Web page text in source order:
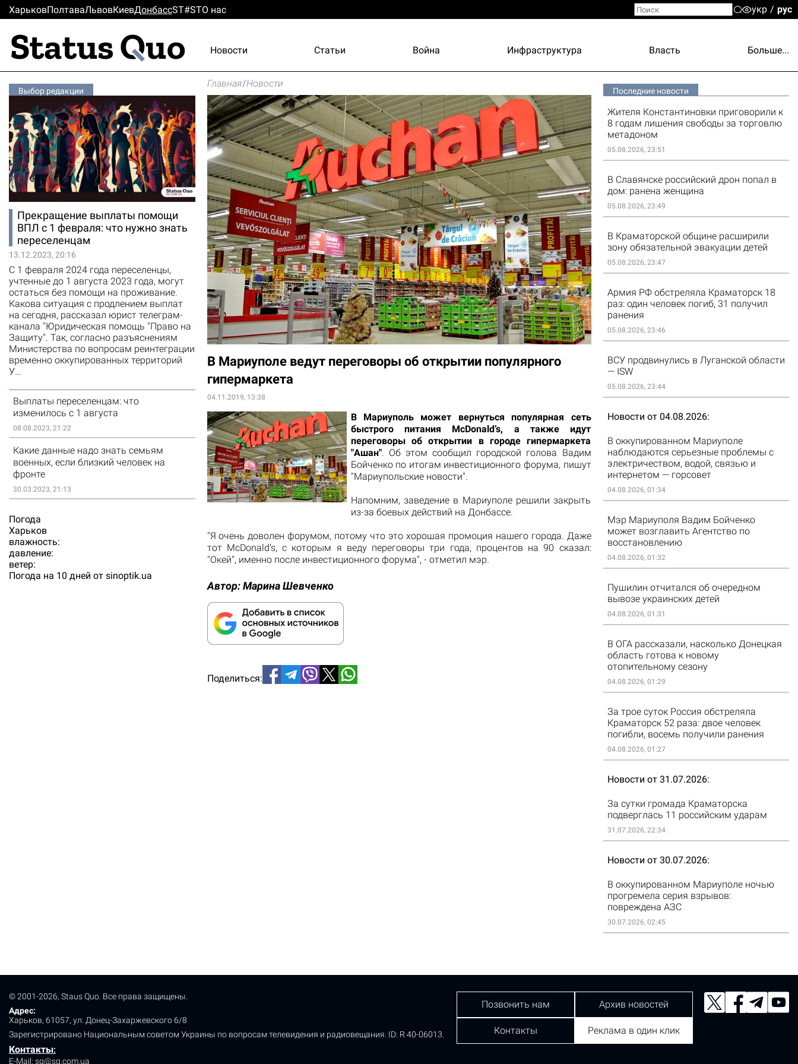
ХарьковПолтаваЛьвовКиевДонбассST#STО нас укр рус
Новости Статьи Война Инфраструктура Власть Больше...
Выбор редакции
Прекращение выплаты помощи
ВПЛ с 1 февраля: что нужно знать
переселенцам
13.12.2023, 20:16
С 1 февраля 2024 года переселенцы,
учтенные до 1 августа 2023 года, могут
остаться без помощи на проживание.
Какова ситуация с продлением выплат
на сегодня, рассказал юрист телеграм-
канала "Юридическая помощь "Право на
Защиту". Так, согласно разъяснениям
Министерства по вопросам реинтеграции
временно оккупированных территорий
У…
Выплаты переселенцам: что
изменилось с 1 августа
08.08.2023, 21:22
Какие данные надо знать семьям
военных, если близкий человек на
фронте
30.03.2023, 21:13
Погода
Харьков
влажность:
давление:
ветер:
Погода на 10 дней от sinoptik.ua
Главная/Новости
В Мариуполе ведут переговоры об открытии популярного
гипермаркета
04.11.2019, 13:38
В Мариуполь может вернуться популярная сеть
быстрого питания McDonald’s, а также идут
переговоры об открытии в городе гипермаркета
"Ашан". Об этом сообщил городской голова Вадим
Бойченко по итогам инвестиционного форума, пишут
"Мариупольские новости".
Напомним, заведение в Мариуполе решили закрыть
из-за боевых действий на Донбассе.
"Я очень доволен форумом, потому что это хорошая промоция нашего города. Даже
тот McDonald’s, с которым я веду переговоры три года, процентов на 90 сказал:
"Окей", именно после инвестиционного форума", - отметил мэр.
Автор:Марина Шевченко
Поделиться:
Последние новости
Жителя Константиновки приговорили к
8 годам лишения свободы за торговлю
метадоном
05.08.2026, 23:51
В Славянске российский дрон попал в
дом: ранена женщина
05.08.2026, 23:49
В Краматорской общине расширили
зону обязательной эвакуации детей
05.08.2026, 23:47
Армия РФ обстреляла Краматорск 18
раз: один человек погиб, 31 получил
ранения
05.08.2026, 23:46
ВСУ продвинулись в Луганской области
— ISW
05.08.2026, 23:44
Новости от 04.08.2026
В оккупированном Мариуполе
наблюдаются серьезные проблемы с
электричеством, водой, связью и
интернетом — горсовет
04.08.2026, 01:34
Мэр Мариуполя Вадим Бойченко
может возглавить Агентство по
восстановлению
04.08.2026, 01:32
Пушилин отчитался об очередном
вывозе украинских детей
04.08.2026, 01:31
В ОГА рассказали, насколько Донецкая
область готова к новому
отопительному сезону
04.08.2026, 01:29
За трое суток Россия обстреляла
Краматорск 52 раза: двое человек
погибли, восемь получили ранения
04.08.2026, 01:27
Новости от 31.07.2026
За сутки громада Краматорска
подверглась 11 российским ударам
31.07.2026, 22:34
Новости от 30.07.2026
В оккупированном Мариуполе ночью
прогремела серия взрывов:
повреждена АЗС
30.07.2026, 02:45
© 2001-2026, Staus Quo. Все права защищены.
Адрес:
Харьков, 61057, ул. Донец-Захаржевского 6/8
Зарегистрировано Национальным советом Украины по вопросам телевидения и радиовещания. ID: R 40-06013.
Контакты:
E-Mail: sq@sq.com.ua
Позвонить нам Архив новостей
Контакты Реклама в один клик